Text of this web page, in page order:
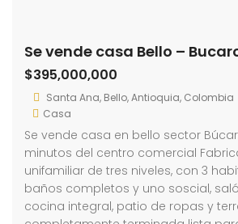
$395,000,000
Santa Ana, Bello, Antioquia, Colombia
Casa
Se vende casa en bello sector
minutos del centro comercial
unifamiliar de tres niveles, con 3
baños completos y uno soscial,
cocina integral, patio de ropas y